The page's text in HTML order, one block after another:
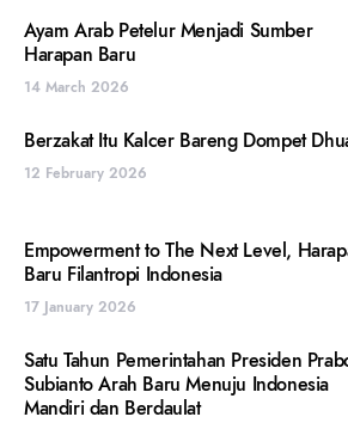
Ayam Arab Petelur Menjadi Sumber
Harapan Baru
14 March 2026
Berzakat Itu Kalcer Bareng Dompet
12 February 2026
Empowerment to The Next Level,
Baru Filantropi Indonesia
17 January 2026
Satu Tahun Pemerintahan Presiden
Subianto Arah Baru Menuju Indonesia
Mandiri dan Berdaulat